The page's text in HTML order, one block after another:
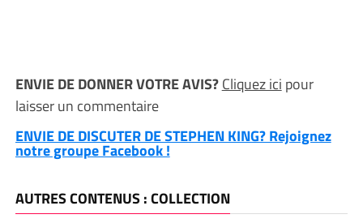
ENVIE DE DONNER VOTRE AVIS?Cliquez ici pour
laisser un commentaire
ENVIE DE DISCUTER DE STEPHEN KING? Rejoignez
notre groupe Facebook !
AUTRES CONTENUS : COLLECTION